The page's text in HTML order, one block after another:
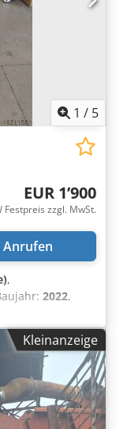
1 / 5
EUR 1’900
Festpreis zzgl. MwSt.
Anrufen
,
2022,
316200002G,
- Leichte
Kleinanzeige